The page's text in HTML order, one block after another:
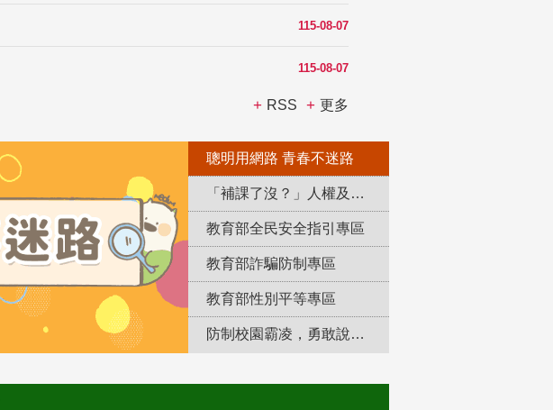
115-08-07
115-08-07
RSS 更多
聰明用網路 青春不迷路
「補課了沒？」人權及轉型正義教育專區
教育部全民安全指引專區
教育部詐騙防制專區
教育部性別平等專區
防制校園霸凌，勇敢說出來！